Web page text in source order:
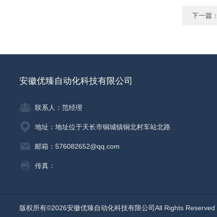
下一篇
安徽优臻自动化科技有限公司
联系人：范经理
地址：地址位于天长市铜城镇铜北村车站北路
邮箱：576082652@qq.com
传真：
版权所有©2026安徽优臻自动化科技有限公司All Rights